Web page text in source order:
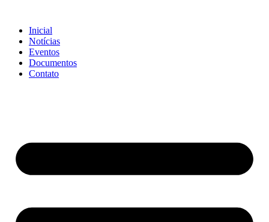
conteúdo
Inicial
Notícias
Eventos
Documentos
Contato